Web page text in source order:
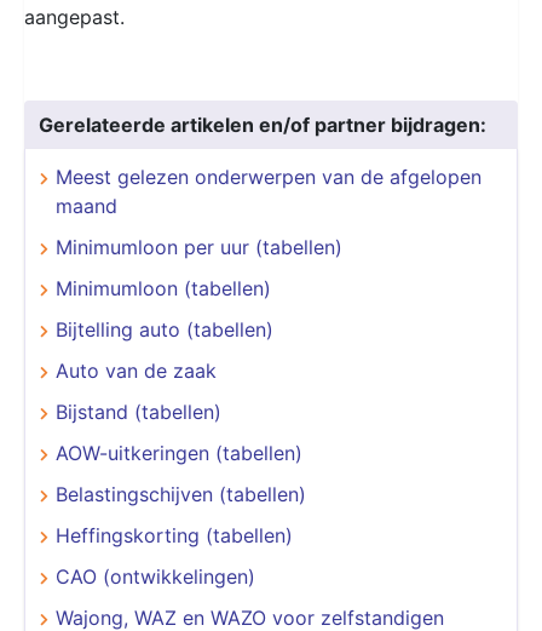
aangepast.
Gerelateerde artikelen en/of partner bijdragen:
Meest gelezen onderwerpen van de afgelopen
maand
Minimumloon per uur (tabellen)
Minimumloon (tabellen)
Bijtelling auto (tabellen)
Auto van de zaak
Bijstand (tabellen)
AOW-uitkeringen (tabellen)
Belastingschijven (tabellen)
Heffingskorting (tabellen)
CAO (ontwikkelingen)
Wajong, WAZ en WAZO voor zelfstandigen